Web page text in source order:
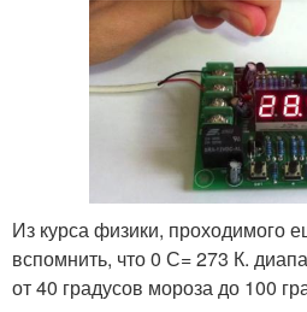
Из курса физики, проходимого
вспомнить, что 0 С= 273 К.
от 40 градусов мороза до 100